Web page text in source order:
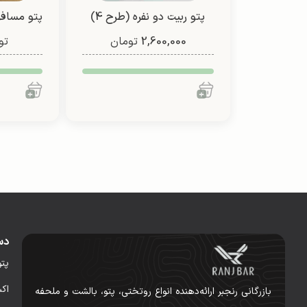
پتو ربیت دو نفره (طرح 4)
2,600,000 تومان
بازرگانی رنجبر ارائه‌دهنده انواع روتختی، پتو، بالشت و ملحفه